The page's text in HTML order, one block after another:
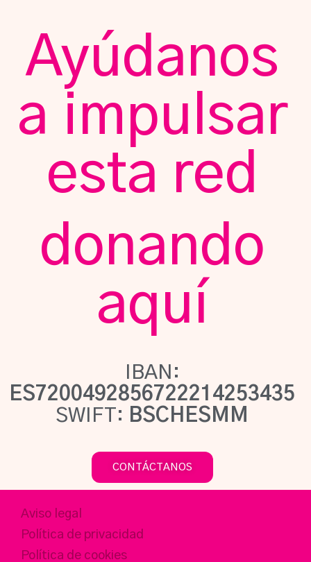
Ayúdanos
a impulsar
esta red
donando
aquí
IBAN:
ES7200492856722214253435
SWIFT: BSCHESMM
CONTÁCTANOS
Aviso legal
Política de privacidad
Política de cookies